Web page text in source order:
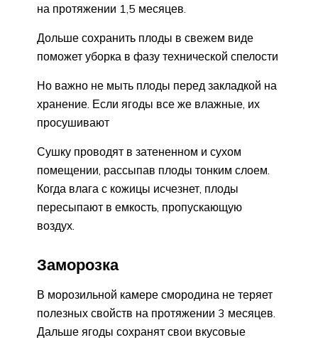
на протяжении 1,5 месяцев.
Дольше сохранить плоды в свежем виде
поможет уборка в фазу технической спелости
Но важно не мыть плоды перед закладкой на
хранение. Если ягоды все же влажные, их
просушивают
Сушку проводят в затененном и сухом
помещении, рассыпав плоды тонким слоем.
Когда влага с кожицы исчезнет, плоды
пересыпают в емкость, пропускающую
воздух.
Заморозка
В морозильной камере смородина не теряет
полезных свойств на протяжении 3 месяцев.
Дальше ягоды сохранят свои вкусовые